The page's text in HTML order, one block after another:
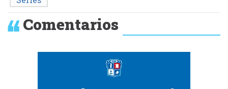
Comentarios